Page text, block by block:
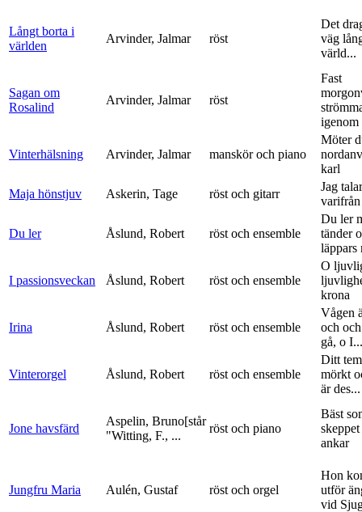
Långt borta i
världen
Arvinder, Jalmar röst
Det
väg
värld...
Sagan om
Rosalind
Arvinder, Jalmar röst
Fast
igenom
Vinterhälsning Arvinder, Jalmar manskör och piano
Möter
karl
Maja hönstjuv
Askerin, Tage röst och gitarr
Jag
Du ler Åslund, Robert röst och ensemble
Du ler
tänder
läppars
I passionsveckan Åslund, Robert röst och ensemble
O
krona
Irina Åslund, Robert röst och ensemble
Vågen
och
gå, o I...
Vinterorgel Åslund, Robert röst och ensemble
Ditt
mörkt
är des...
Jone havsfärd
Aspelin, Bruno[står
"Witting, F., ...
röst och piano
Bäst
ankar
Jungfru Maria Aulén, Gustaf röst och orgel
Hon
utför
vid